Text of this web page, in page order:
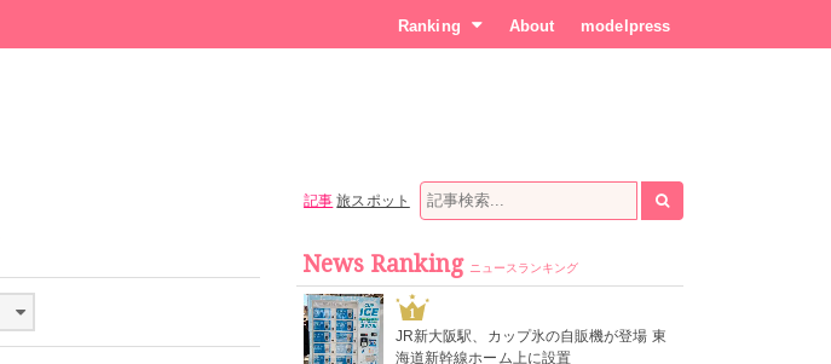
Ranking About modelpress
記事 旅スポット
News Ranking ニュースランキング
1
JR新大阪駅、カップ氷の自販機が登場 東
海道新幹線ホーム上に設置